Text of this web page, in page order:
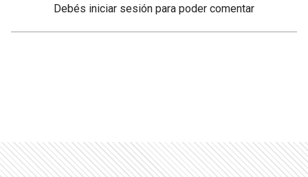
Debés iniciar sesión para poder comentar